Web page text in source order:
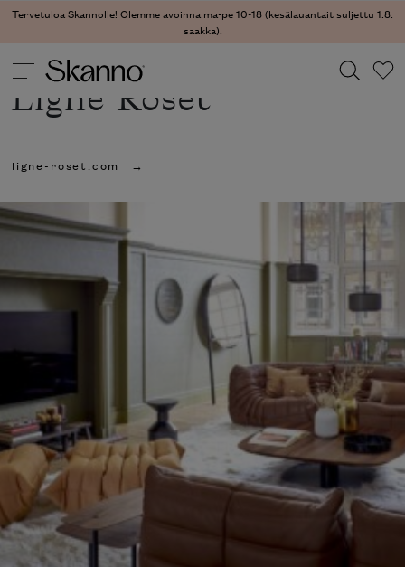
Tervetuloa Skannolle! Olemme avoinna ma-pe 10-18 (kesälauantait suljettu 1.8.
saakka).
Type 2 or more characters for results.
Ligne Roset
ligne-roset.com